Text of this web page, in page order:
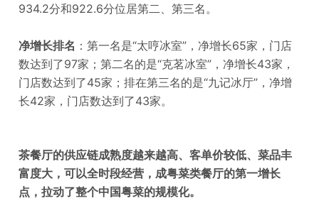
934.2分和922.6分位居第二、第三名。
净增长排名 ：第一名是“太哼冰室”，净增长65家，门店
数达到了97家；第二名的是“克茗冰室”，净增长43家，
门店数达到了45家；排在第三名的是“九记冰厅”，净增
长42家，门店数达到了43家。
茶餐厅的供应链成熟度越来越高、客单价较低、菜品丰
富度大，可以全时段经营，成粤菜类餐厅的第一增长
点，拉动了整个中国粤菜的规模化。